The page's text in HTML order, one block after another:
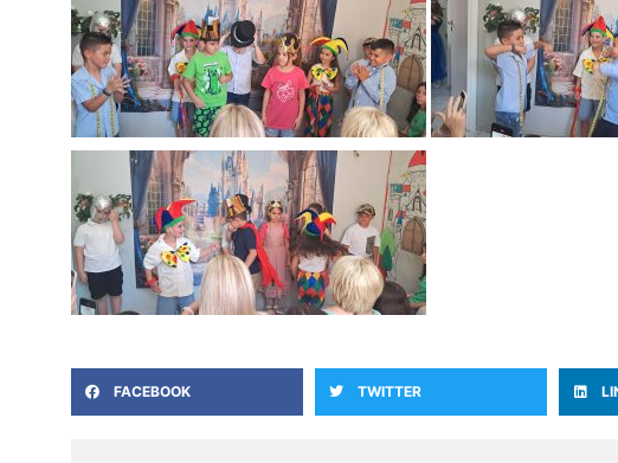
FACEBOOK TWITTER